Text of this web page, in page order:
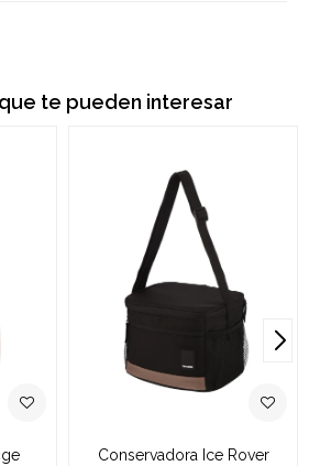
te pueden interesar
Conservadora Ice Rover